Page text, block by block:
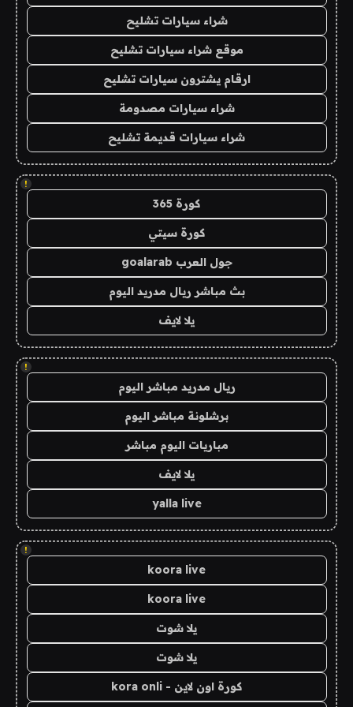
شراء سيارات تشليح
موقع شراء سيارات تشليح
ارقام يشترون سيارات تشليح
شراء سيارات مصدومة
شراء سيارات قديمة تشليح
!
كورة 365
كورة سيتي
جول العرب goalarab
بث مباشر ريال مدريد اليوم
يلا لايف
!
ريال مدريد مباشر اليوم
برشلونة مباشر اليوم
مباريات اليوم مباشر
يلا لايف
yalla live
!
koora live
koora live
يلا شوت
يلا شوت
كورة اون لاين - kora onli